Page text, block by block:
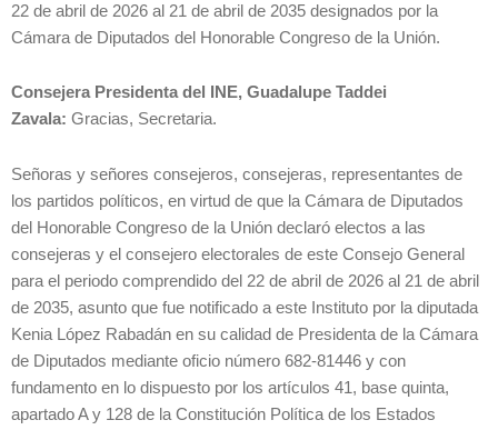
22 de abril de 2026 al 21 de abril de 2035 designados por la
Cámara de Diputados del Honorable Congreso de la Unión.
Consejera Presidenta del INE, Guadalupe Taddei
Zavala: Gracias, Secretaria.
Señoras y señores consejeros, consejeras, representantes de
los partidos políticos, en virtud de que la Cámara de Diputados
del Honorable Congreso de la Unión declaró electos a las
consejeras y el consejero electorales de este Consejo General
para el periodo comprendido del 22 de abril de 2026 al 21 de abril
de 2035, asunto que fue notificado a este Instituto por la diputada
Kenia López Rabadán en su calidad de Presidenta de la Cámara
de Diputados mediante oficio número 682-81446 y con
fundamento en lo dispuesto por los artículos 41, base quinta,
apartado A y 128 de la Constitución Política de los Estados